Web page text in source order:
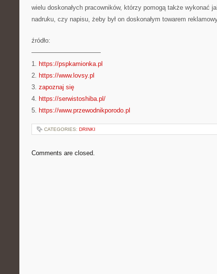
wielu doskonałych pracowników, którzy pomogą także wykonać
nadruku, czy napisu, żeby był on doskonałym towarem
źródło:
———————————
1. https://pspkamionka.pl
2. https://www.lovsy.pl
3. zapoznaj się
4. https://serwistoshiba.pl/
5. https://www.przewodnikporodo.pl
CATEGORIES: DRINKI
Comments are closed.